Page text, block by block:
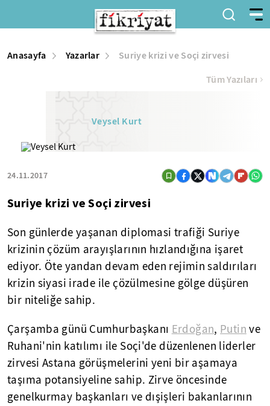
Anasayfa Yazarlar Suriye krizi ve Soçi zirvesi
Veysel Kurt
24.11.2017
Tüm Yazıları
Suriye krizi ve Soçi zirvesi
Son günlerde yaşanan diplomasi trafiği Suriye
krizinin çözüm arayışlarının hızlandığına işaret
ediyor. Öte yandan devam eden rejimin saldırıları
krizin siyasi irade ile çözülmesine gölge düşüren
bir niteliğe sahip.
Çarşamba günü Cumhurbaşkanı Erdoğan, Putin ve
Ruhani'nin katılımı ile Soçi'de düzenlenen liderler
zirvesi Astana görüşmelerini yeni bir aşamaya
taşıma potansiyeline sahip. Zirve öncesinde
genelkurmay başkanları ve dışişleri bakanlarının